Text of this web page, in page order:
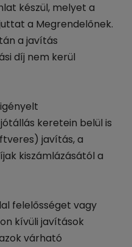
készül, melyet a
a Megrendelőnek.
a javítás
díj nem kerül
keretein belül is
javítás, a
kiszámlázásától a
felelősséget vagy
kívüli javítások
várható